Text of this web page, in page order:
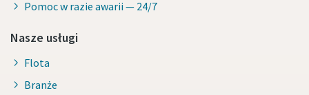
Pomoc w razie awarii — 24/7
Nasze usługi
Flota
Branże